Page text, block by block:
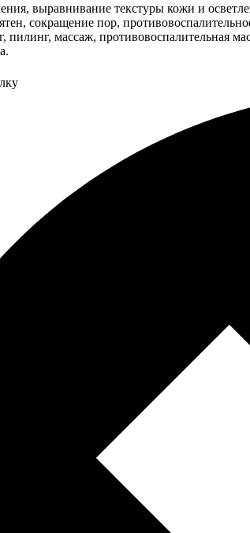
выравнивание текстуры кожи и
сокращение пор,
массаж, противовоспалительная